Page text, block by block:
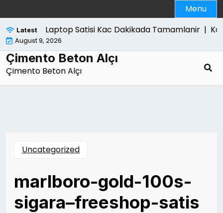
to
content
Menu
Latest Laptop Satisi Kac Dakikada Tamamlanir |
August 9, 2026
Çimento Beton Alçı
Çimento Beton Alçı
Uncategorized
marlboro-gold-100s-
sigara–freeshop-satis